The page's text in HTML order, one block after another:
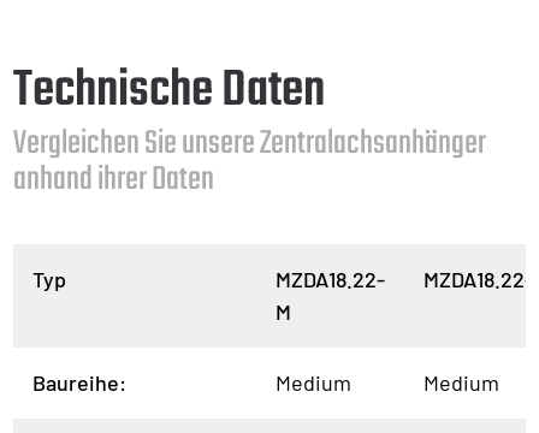
Technische Daten
Vergleichen Sie unsere Zentralachsanhänger
anhand ihrer Daten
Typ
MZDA18.22-
M
MZDA18.22-
Baureihe: Medium Medium